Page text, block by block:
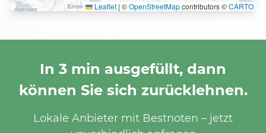
Leaflet | ©OpenStreetMapcontributors ©CARTO
In 3 min ausgefüllt, dann
können Sie sich zurücklehnen.
Lokale Anbieter mit Bestnoten – jetzt